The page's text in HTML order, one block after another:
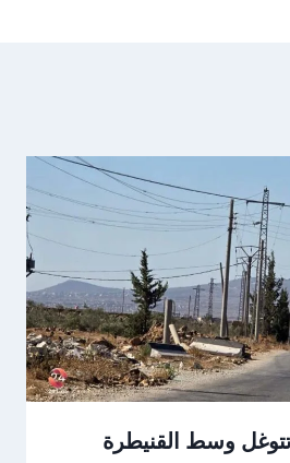
تتوغل وسط القنيطرة